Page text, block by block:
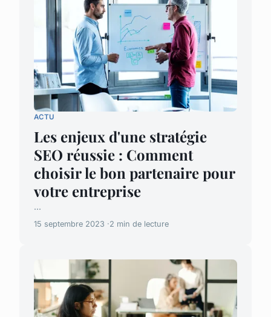
ACTU
Les enjeux d'une stratégie
SEO réussie : Comment
choisir le bon partenaire pour
votre entreprise
...
15 septembre 2023 2 min de lecture